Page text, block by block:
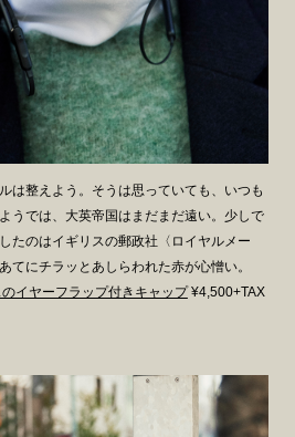
は整えよう。そうは思っていても、いつも
うでは、大英帝国はまだまだ遠い。少しで
たのはイギリスの郵政社〈ロイヤルメー
てにチラッとあしらわれた赤が心憎い。
イヤーフラップ付きキャップ¥4,500+TAX